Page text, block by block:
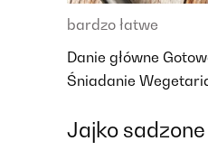
bardzo łatwe
Danie główne
Śniadanie
Jajko